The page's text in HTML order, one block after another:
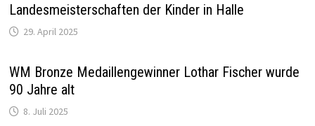
Landesmeisterschaften der Kinder in Halle
29. April 2025
WM Bronze Medaillengewinner Lothar Fischer wurde
90 Jahre alt
8. Juli 2025